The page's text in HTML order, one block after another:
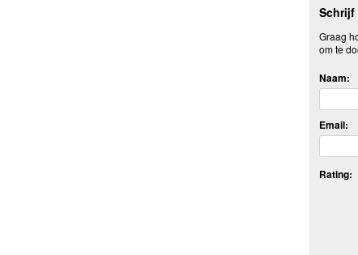
Schrijf
Graag
om te
Naam:
Email:
Rating: